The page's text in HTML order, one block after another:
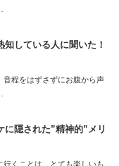
知している人に聞いた！
音程をはずさずにお腹から声
に隠された”精神的”メリ
くことは、とても楽しいも